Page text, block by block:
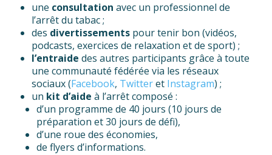
une consultation avec un professionnel de
l’arrêt du tabac ;
des divertissements pour tenir bon (vidéos,
podcasts, exercices de relaxation et de sport) ;
l’entraide des autres participants grâce à toute
une communauté fédérée via les réseaux
sociaux (Facebook, Twitteret Instagram) ;
un kit d’aide à l’arrêt composé :
d’un programme de 40 jours (10 jours de
préparation et 30 jours de défi),
d’une roue des économies,
de flyers d’informations.